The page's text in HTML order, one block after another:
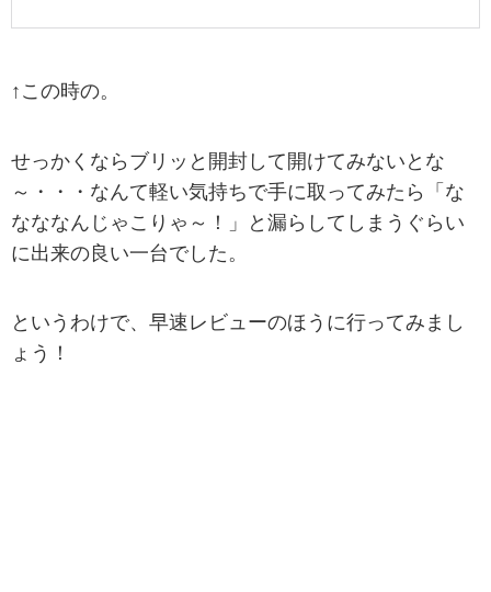
↑この時の。
せっかくならブリッと開封して開けてみないとな
～・・・なんて軽い気持ちで手に取ってみたら「な
なななんじゃこりゃ～！」と漏らしてしまうぐらい
に出来の良い一台でした。
というわけで、早速レビューのほうに行ってみまし
ょう！